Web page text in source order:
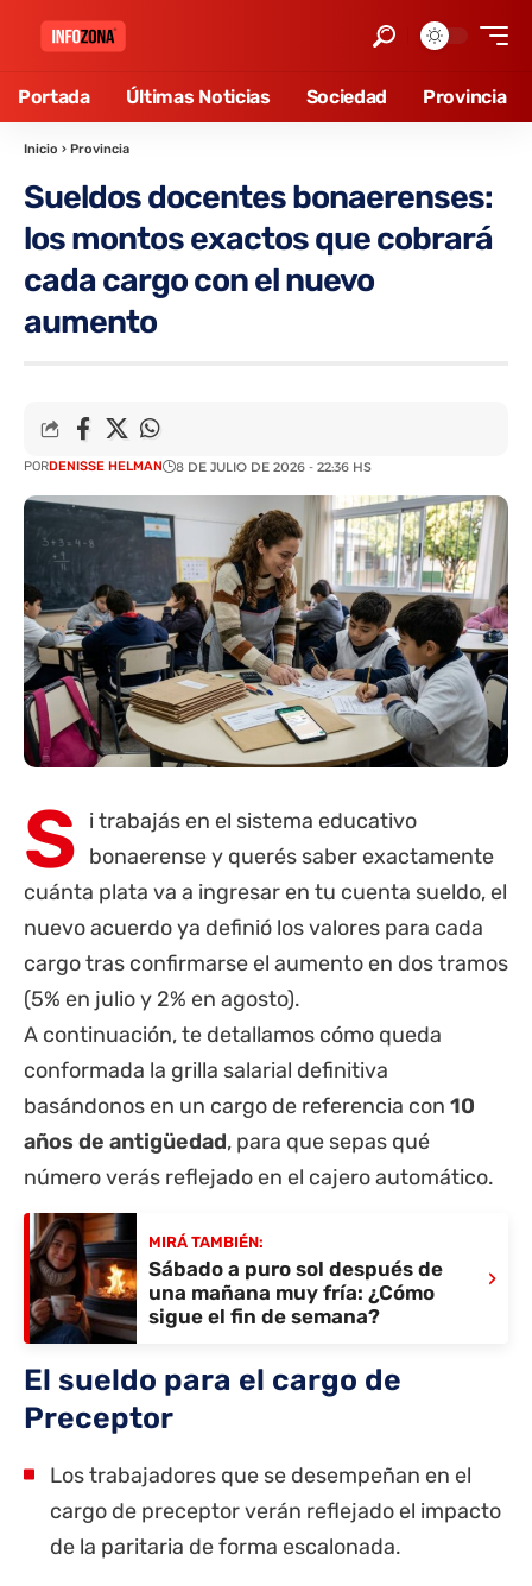
Portada Últimas Noticias Sociedad Provincia
Inicio › Provincia
Sueldos docentes bonaerenses:
los montos exactos que cobrará
cada cargo con el nuevo
aumento
PORDENISSE HELMAN 8 DE JULIO DE 2026 - 22:36 HS
S i trabajás en el sistema educativo
bonaerense y querés saber exactamente
cuánta plata va a ingresar en tu cuenta sueldo, el
nuevo acuerdo ya definió los valores para cada
cargo tras confirmarse el aumento en dos tramos
(5% en julio y 2% en agosto).
A continuación, te detallamos cómo queda
conformada la grilla salarial definitiva
basándonos en un cargo de referencia con 10
años de antigüedad, para que sepas qué
número verás reflejado en el cajero automático.
MIRÁ TAMBIÉN:
Sábado a puro sol después de
una mañana muy fría: ¿Cómo
sigue el fin de semana?
›
El sueldo para el cargo de
Preceptor
Los trabajadores que se desempeñan en el
cargo de preceptor verán reflejado el impacto
de la paritaria de forma escalonada.